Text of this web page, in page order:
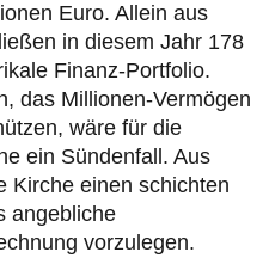
Euro. Allein aus
in diesem Jahr 178
Finanz-Portfolio.
das Millionen-Vermögen
wäre für die
ein Sündenfall. Aus
Kirche einen schichten
angebliche
vorzulegen.